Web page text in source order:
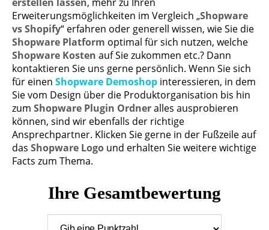
Erweiterungsmöglichkeiten im Vergleich „Shopware
vs Shopify“ erfahren oder generell wissen, wie Sie die
Shopware Platform optimal für sich nutzen, welche
Shopware Kosten auf Sie zukommen etc.? Dann
kontaktieren Sie uns gerne persönlich. Wenn Sie sich
für einen Shopware Demoshop interessieren, in dem
Sie vom Design über die Produktorganisation bis hin
zum Shopware Plugin Ordneralles ausprobieren
können, sind wir ebenfalls der richtige
Ansprechpartner. Klicken Sie gerne in der Fußzeile auf
das Shopware Logo und erhalten Sie weitere wichtige
Facts zum Thema.
Ihre Gesamtbewertung